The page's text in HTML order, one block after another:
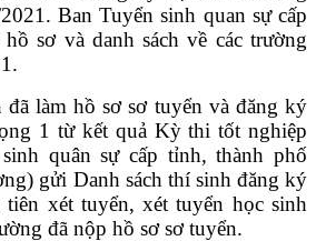
Ban Tuyển sinh quan sự cấp
sơ và danh sách về các trường
làm hồ sơ sơ tuyển và đăng ký
1 từ kết quả Kỳ thi tốt nghiệp
quân sự cấp tỉnh, thành phố
gửi Danh sách thí sinh đăng ký
xét tuyển, xét tuyển học sinh
đã nộp hồ sơ sơ tuyển.